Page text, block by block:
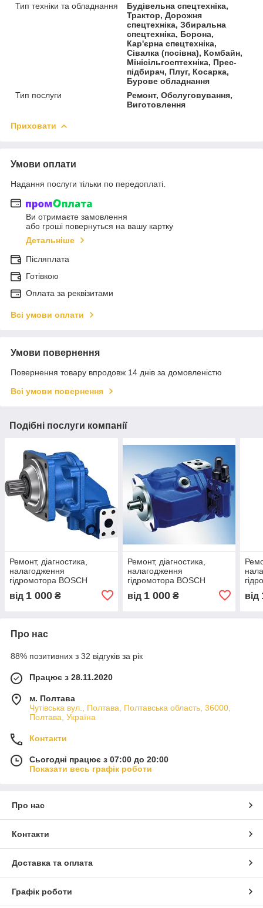
Тип техніки та обладнання
Будівельна спецтехніка,
Трактор, Дорожня
спецтехніка, Збиральна
спецтехніка, Борона,
Кар'єрна спецтехніка,
Сівалка (посівна), Комбайн,
Мінісільгосптехніка, Прес-
підбирач, Плуг, Косарка,
Бурове обладнання
Тип послуги
Ремонт, Обслуговування,
Виготовлення
Приховати
Умови оплати
Надання послуги тільки по передоплаті.
Ви отримаєте замовлення
або гроші повернуться на вашу картку
Детальніше
Післяплата
Готівкою
Оплата за реквізитами
Всі умови оплати
Умови повернення
Повернення товару впродовж 14 днів за домовленістю
Всі умови повернення
Подібні послуги компанії
Ремонт, діагностика,
налагодження
гідромотора BOSCH
від 1 000 ₴
Ремонт, діагностика,
налагодження
гідромотора BOSCH
від 1 000₴ від
Про нас
88% позитивних з 32 відгуків за рік
Працює з 28.11.2020
м. Полтава
Чутівська вул., Полтава, Полтавська область, 36000,
Полтава, Україна
Контакти
Сьогодні працює з 07:00 до 20:00
Показати весь графік роботи
Про нас
Контакти
Доставка та оплата
Графік роботи